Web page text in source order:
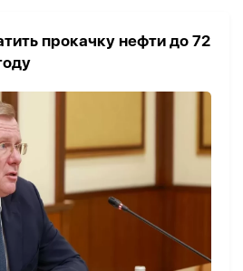
прокачку нефти до 72